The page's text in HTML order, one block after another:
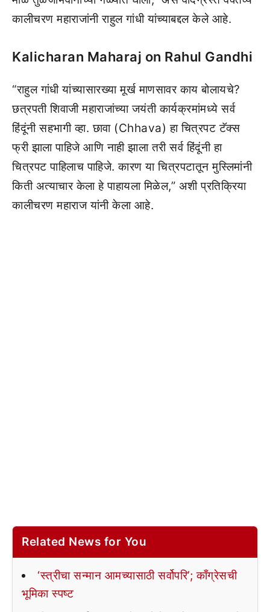
कालीचरण महाराजांनी राहुल गांधी यांच्याबद्दल केले आहे.
Kalicharan Maharaj on Rahul Gandhi
“राहुल गांधी यांच्यासारख्या मूर्ख माणसावर काय बोलायचे?
छत्रपती शिवाजी महाराजांच्या जयंती कार्यक्रमांमध्ये सर्व
हिंदूंनी सहभागी व्हा. छावा (Chhava) हा चित्रपट टॅक्स
फ्री झाला पाहिजे आणि नाही झाला तरी सर्व हिंदूंनी हा
चित्रपट पाहिलाच पाहिजे. कारण या चित्रपटातून मुस्लिमांनी
किती अत्याचार केला हे पाहायला मिळेल,” अशी प्रतिक्रिया
कालीचरण महाराज यांनी केला आहे.
Related News for You
‘स्त्रीचा सन्मान आमच्यासाठी सर्वोपरि’; काँग्रेसची
भूमिका स्पष्ट